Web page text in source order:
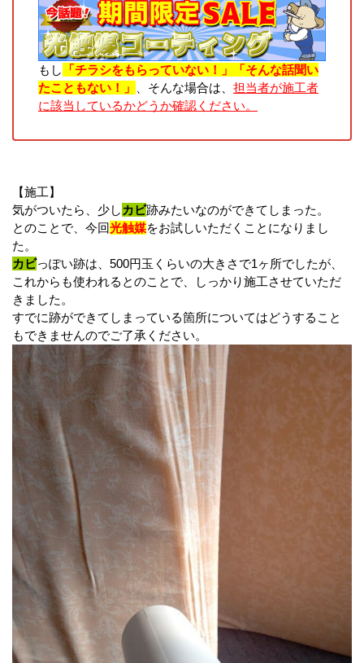
もし
「チラシをもらっていない！」「そんな話聞い
たこともない！」
、そんな場合は、 担当者が施工者
に該当しているかどうか確認ください。
【施工】
気がついたら、少し カビ跡みたいなのができてしまった。
とのことで、今回光触媒をお試しいただくことになりまし
た。
カビっぽい跡は、500円玉くらいの大きさで1ヶ所でしたが、
これからも使われるとのことで、しっかり施工させていただ
きました。
すでに跡ができてしまっている箇所についてはどうすること
もできませんのでご了承ください。